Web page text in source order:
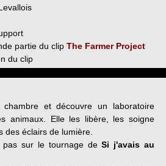
partie du clip The Farmer Project
du clip
et découvre un laboratoire
animaux. Elle les libère, les soigne
des éclairs de lumière.
pas sur le tournage deSi j'avais au